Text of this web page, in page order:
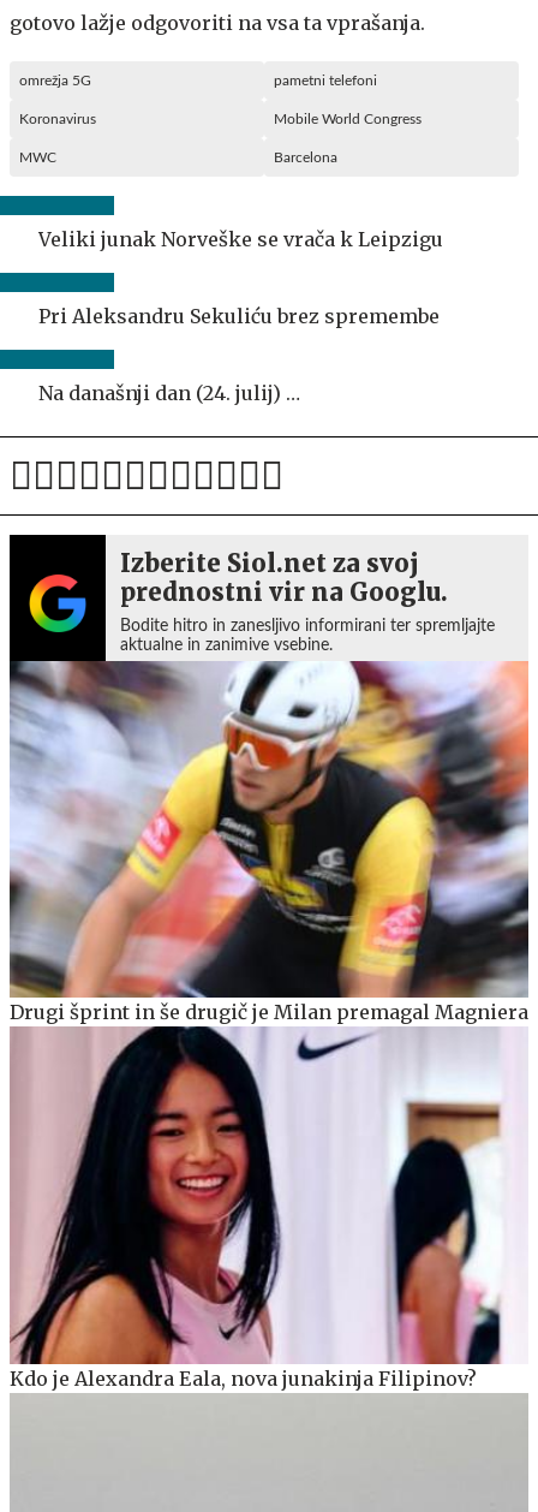
gotovo lažje odgovoriti na vsa ta vprašanja.
omrežja 5G pametni telefoni
Koronavirus Mobile World Congress
MWC Barcelona
Veliki junak Norveške se vrača k Leipzigu
Pri Aleksandru Sekuliću brez spremembe
Na današnji dan (24. julij) …
Izberite Siol.net za svoj
prednostni vir na Googlu.
Bodite hitro in zanesljivo informirani ter spremljajte
aktualne in zanimive vsebine.
Drugi šprint in še drugič je Milan premagal Magniera
Kdo je Alexandra Eala, nova junakinja Filipinov?